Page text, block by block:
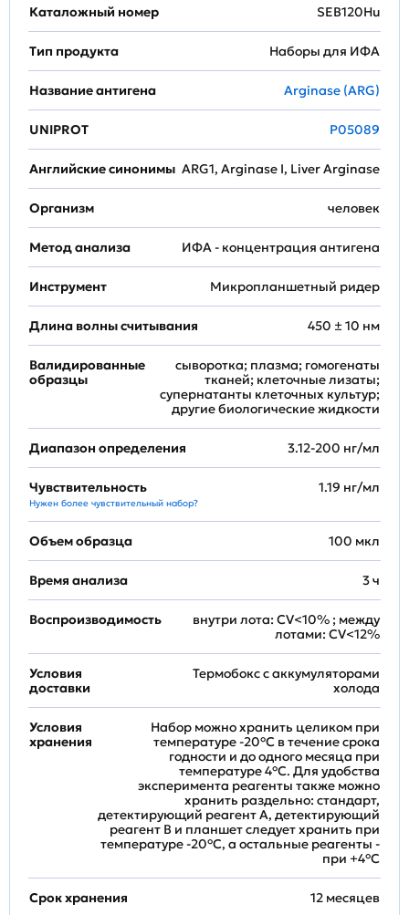
Каталожный номер SEB120Hu
Тип продукта Наборы для ИФА
Название антигена Arginase (ARG)
UNIPROT P05089
Английские синонимы ARG1, Arginase I, Liver Arginase
Организм человек
Метод анализа ИФА - концентрация антигена
Инструмент Микропланшетный ридер
Длина волны считывания 450 ± 10 нм
Валидированные
образцы
сыворотка; плазма; гомогенаты
тканей; клеточные лизаты;
супернатанты клеточных культур;
другие биологические жидкости
Диапазон определения 3.12-200 нг/мл
Чувствительность
Нужен более чувствительный набор?
1.19 нг/мл
Объем образца 100 мкл
Время анализа 3 ч
Воспроизводимость
внутри лота: CV<10% ; между
лотами: CV<12%
Условия
доставки
Термобокс с аккумуляторами
холода
Условия
хранения
Набор можно хранить целиком при
температуре -20°C в течение срока
годности и до одного месяца при
температуре 4°C. Для удобства
эксперимента реагенты также можно
хранить раздельно: стандарт,
детектирующий реагент A, детектирующий
реагент B и планшет следует хранить при
температуре -20°C, а остальные реагенты -
при +4°С
Срок хранения 12 месяцев